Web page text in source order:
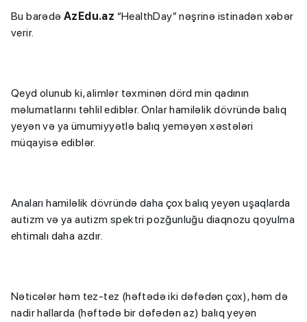
Bu barədə AzEdu.az “HealthDay” nəşrinə istinadən xəbər
verir.
Qeyd olunub ki, alimlər təxminən dörd min qadının
məlumatlarını təhlil ediblər. Onlar hamiləlik dövründə balıq
yeyən və ya ümumiyyətlə balıq yeməyən xəstələri
müqayisə ediblər.
Anaları hamiləlik dövründə daha çox balıq yeyən uşaqlarda
autizm və ya autizm spektri pozğunluğu diaqnozu qoyulma
ehtimalı daha azdır.
Nəticələr həm tez-tez (həftədə iki dəfədən çox), həm də
nadir hallarda (həftədə bir dəfədən az) balıq yeyən